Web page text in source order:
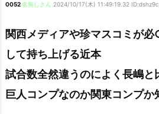
0052名無しさん 2024/10/17(木) 11:49:19.32
関西メディアや珍マスコミが
して持ち上げる近本
試合数全然違うのによく長嶋と
巨人コンプなのか関東コンプか